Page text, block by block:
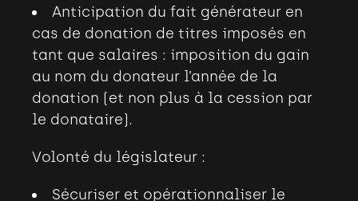
Anticipation du fait générateur en
cas de donation de titres imposés en
tant que salaires : imposition du gain
au nom du donateur l’année de la
donation (et non plus à la cession par
le donataire).
Volonté du législateur :
Sécuriser et opérationnaliser le